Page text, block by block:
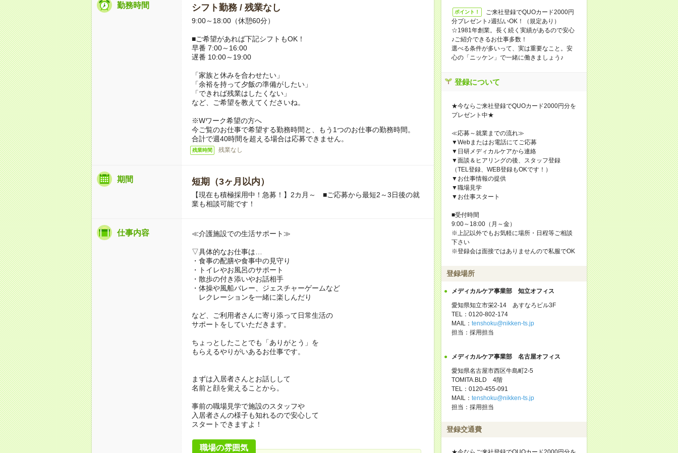
勤務時間 シフト勤務 / 残業なし
9:00～18:00（休憩60分）
■ご希望があれば下記シフトもOK！
早番 7:00～16:00
遅番 10:00～19:00
「家族と休みを合わせたい」
「余裕を持って夕飯の準備がしたい」
「できれば残業はしたくない」
など、ご希望を教えてくださいね。
※Wワーク希望の方へ
今ご覧のお仕事で希望する勤務時間と、もう1つのお仕事の勤務時間。
合計で週40時間を超える場合は応募できません。
残業時間 残業なし
期間 短期（3ヶ月以内）
【現在も積極採用中！急募！】2カ月～ ■ご応募から最短2～3日後の就
業も相談可能です！
仕事内容 ≪介護施設での生活サポート≫
▽具体的なお仕事は…
・食事の配膳や食事中の見守り
・トイレやお風呂のサポート
・散歩の付き添いやお話相手
・体操や風船バレー、ジェスチャーゲームなど
レクレーションを一緒に楽しんだり
など、ご利用者さんに寄り添って日常生活の
サポートをしていただきます。
ちょっとしたことでも「ありがとう」を
もらえるやりがいあるお仕事です。
まずは入居者さんとお話しして
名前と顔を覚えることから。
事前の職場見学で施設のスタッフや
入居者さんの様子も知れるので安心して
スタートできますよ！
職場の雰囲気
ポイント！
ご来社登録でQUOカード2000円
分プレゼント♪週払いOK！（規定あり）
☆1981年創業。長く続く実績があるので安心
♪ご紹介できるお仕事多数！
選べる条件が多いって、実は重要なこと。安
心の「ニッケン」で一緒に働きましょう♪
登録について
★今ならご来社登録でQUOカード2000円分を
プレゼント中★
≪応募～就業までの流れ≫
▼Webまたはお電話にてご応募
▼日研メディカルケアから連絡
▼面談＆ヒアリングの後、スタッフ登録
（TEL登録、WEB登録もOKです！）
▼お仕事情報の提供
▼職場見学
▼お仕事スタート
■受付時間
9:00～18:00（月～金）
※上記以外でもお気軽に場所・日程等ご相談
下さい
※登録会は面接ではありませんので私服でOK
登録場所
メディカルケア事業部 知立オフィス
愛知県知立市栄2-14 あすなろビル3F
TEL：0120-802-174
MAIL： tenshoku@nikken-ts.jp
担当：採用担当
メディカルケア事業部 名古屋オフィス
愛知県名古屋市西区牛島町2-5
TOMITA.BLD 4階
TEL：0120-455-091
MAIL： tenshoku@nikken-ts.jp
担当：採用担当
登録交通費